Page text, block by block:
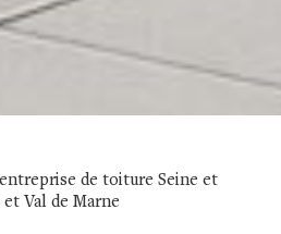
entreprise de toiture Seine et
et Val de Marne